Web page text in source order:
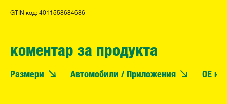
GTIN код: 4011558684686
коментар за продукта
Размери Автомобили / Приложения OE